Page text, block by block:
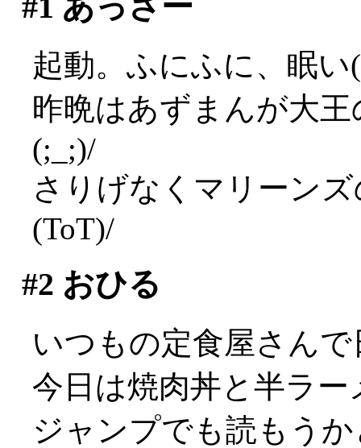
起動。ふにふに、眠
昨晩はあずまんが大
(;_;)/
さりげなくマリーン
(ToT)/
#2 おひる
いつもの定食屋さん
今日は焼肉丼と半ラ
ジャンプでも読もう